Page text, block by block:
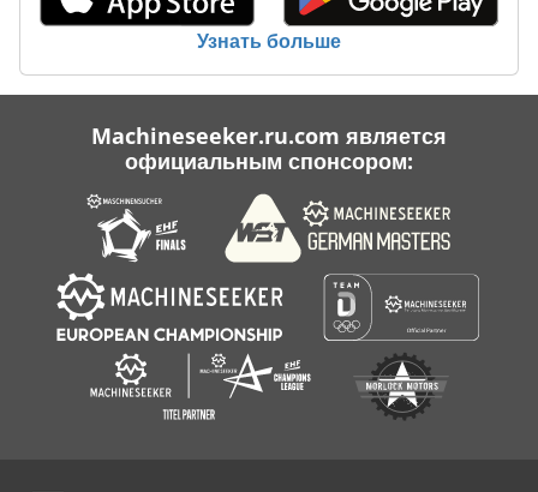
Узнать больше
Machineseeker.ru.com является
официальным спонсором: